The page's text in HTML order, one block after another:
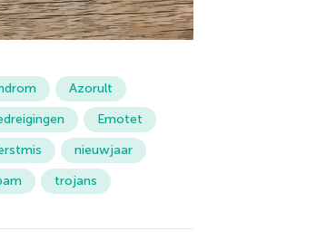
Azorult
Emotet
nieuwjaar
trojans